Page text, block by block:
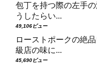
包丁を持つ際の左手
うしたらい...
49,106ビュー
ローストポークの絶
級店の味に...
45,690ビュー